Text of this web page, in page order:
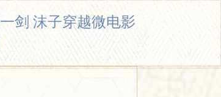
剑 沫子穿越微电影